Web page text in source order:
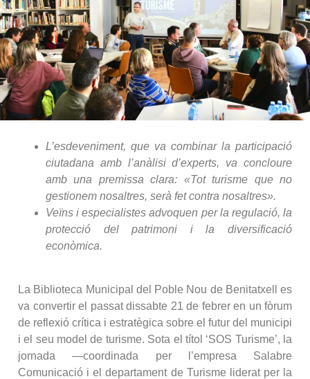
L’esdeveniment, que va combinar la participació
ciutadana amb l’anàlisi d’experts, va concloure
amb una premissa clara: «Tot turisme que no
gestionem nosaltres, serà fet contra nosaltres».
Veïns i especialistes advoquen per la regulació, la
protecció del patrimoni i la diversificació
econòmica.
La Biblioteca Municipal del Poble Nou de Benitatxell es
va convertir el passat dissabte 21 de febrer en un fòrum
de reflexió crítica i estratègica sobre el futur del municipi
i el seu model de turisme. Sota el títol ‘SOS Turisme’, la
jornada —coordinada per l’empresa Salabre
Comunicació i el departament de Turisme liderat per la